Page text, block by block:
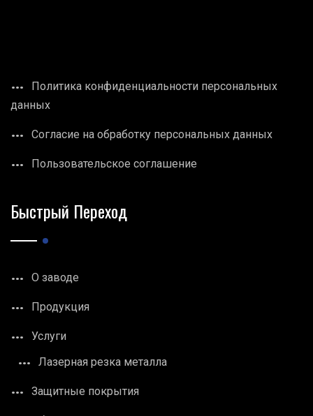
Политика конфиденциальности персональных
данных
Согласие на обработку персональных данных
Пользовательское соглашение
Быстрый Переход
О заводе
Продукция
Услуги
Лазерная резка металла
Защитные покрытия